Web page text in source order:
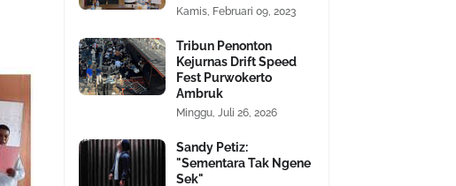
Kamis, Februari 09, 2023
Tribun Penonton
Kejurnas Drift Speed
Fest Purwokerto
Ambruk
Minggu, Juli 26, 2026
Sandy Petiz:
"Sementara Tak Ngene
Sek"